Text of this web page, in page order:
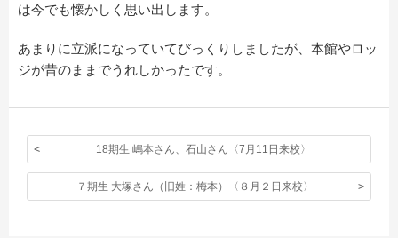
は今でも懐かしく思い出します。
あまりに立派になっていてびっくりしましたが、本館やロッ
ジが昔のままでうれしかったです。
18期生 嶋本さん、石山さん〈7月11日来校〉
７期生 大塚さん（旧姓：梅本）〈８月２日来校〉